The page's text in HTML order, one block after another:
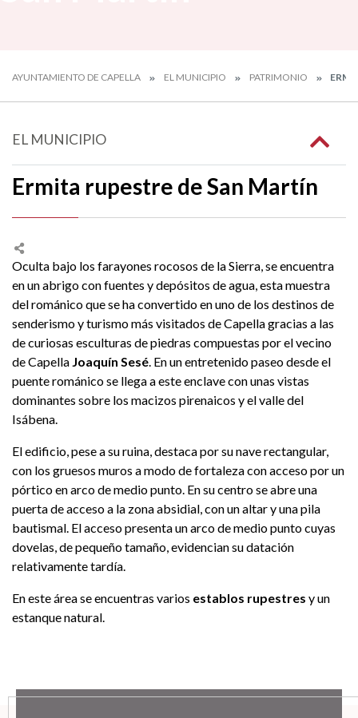
AYUNTAMIENTO DE CAPELLA EL MUNICIPIO PATRIMONIO
EL MUNICIPIO
Ermita rupestre de San Martín
Oculta bajo los farayones rocosos de la Sierra, se encuentra
en un abrigo con fuentes y depósitos de agua, esta muestra
del románico que se ha convertido en uno de los destinos de
senderismo y turismo más visitados de Capella gracias a las
de curiosas esculturas de piedras compuestas por el vecino
de Capella Joaquín Sesé . En un entretenido paseo desde el
puente románico se llega a este enclave con unas vistas
dominantes sobre los macizos pirenaicos y el valle del
Isábena.
El edificio, pese a su ruina, destaca por su nave rectangular,
con los gruesos muros a modo de fortaleza con acceso por un
pórtico en arco de medio punto. En su centro se abre una
puerta de acceso a la zona absidial, con un altar y una pila
bautismal. El acceso presenta un arco de medio punto cuyas
dovelas, de pequeño tamaño, evidencian su datación
relativamente tardía.
En este área se encuentras varios establos rupestres y un
estanque natural.